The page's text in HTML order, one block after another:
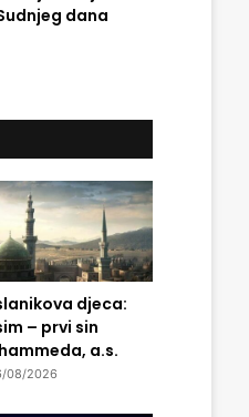
dana
djeca:
– prvi sin
a.s.
08/2026